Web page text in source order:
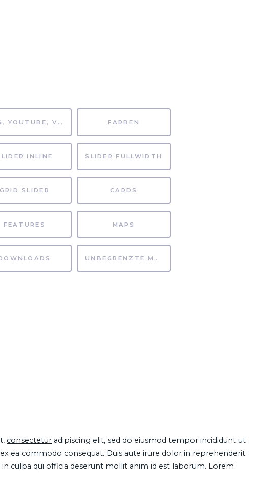
MP4, YOUTUBE, VIMEO FARBEN
INLINE SLIDER FULLWIDTH
GRID SLIDER CARDS
FEATURES MAPS
UNBEGRENZTE MÖGLICHKEITEN
consectetur adipiscing elit, sed do eiusmod tempor incididunt ut
ea commodo consequat. Duis aute irure dolor in reprehenderit
culpa qui officia deserunt mollit anim id est laborum. Lorem